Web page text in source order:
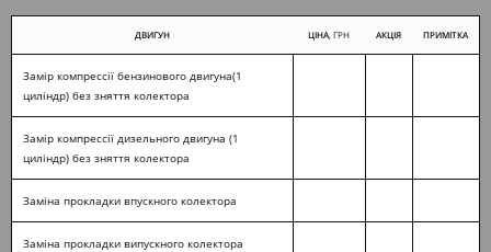
ДВИГУН ЦІНА , ГРН АКЦІЯ ПРИМІТКА
Замір компрессії бензинового двигуна(1
циліндр) без зняття колектора
Замір компрессії дизельного двигуна (1
циліндр) без зняття колектора
Заміна прокладки впускного колектора
Заміна прокладки випускного колектора